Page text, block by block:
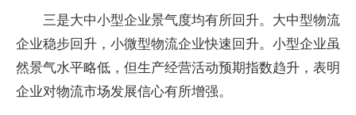
三是大中小型企业景气度均有所回升。大中型物流
企业稳步回升，小微型物流企业快速回升。小型企业虽
然景气水平略低，但生产经营活动预期指数趋升，表明
企业对物流市场发展信心有所增强。